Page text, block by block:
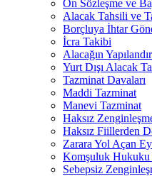
Ön Sözleşme ve
Alacak Tahsili ve
Borçluya İhtar
İcra Takibi
Alacağın
Yurt Dışı Alacak
Tazminat Davaları
Maddi Tazminat
Manevi Tazminat
Haksız
Haksız Fiillerden
Zarara Yol Açan
Komşuluk Hukuku
Sebepsiz